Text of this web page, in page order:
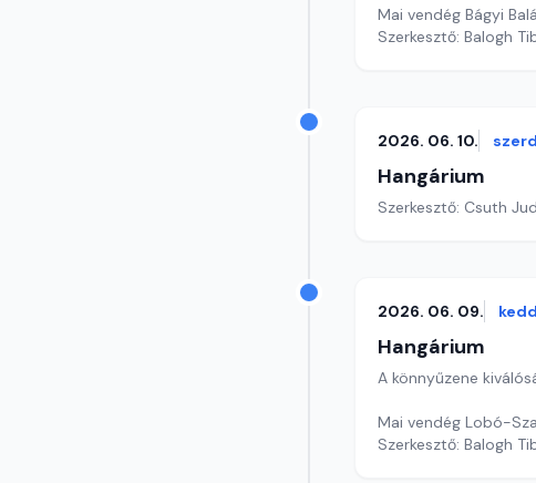
Mai vendég Bágyi
Szerkesztő: Balogh
2026. 06. 10.
Hangárium
Szerkesztő: Csuth
2026. 06. 09. kedd
Hangárium
A könnyűzene
Mai vendég Lobó-
Szerkesztő: Balogh